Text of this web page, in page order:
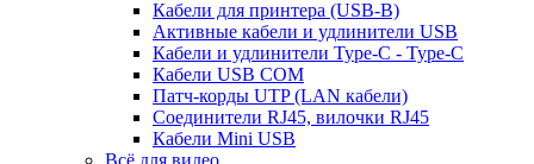
Кабели для принтера (USB-B)
Активные кабели и удлинители USB
Кабели и удлинители Type-C - Type-C
Кабели USB COM
Патч-корды UTP (LAN кабели)
Соединители RJ45, вилочки RJ45
Кабели Mini USB
Всё для видео